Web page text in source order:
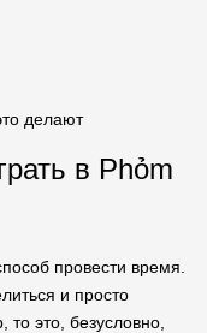
делают
в Phỏm
провести время.
и просто
это, безусловно,